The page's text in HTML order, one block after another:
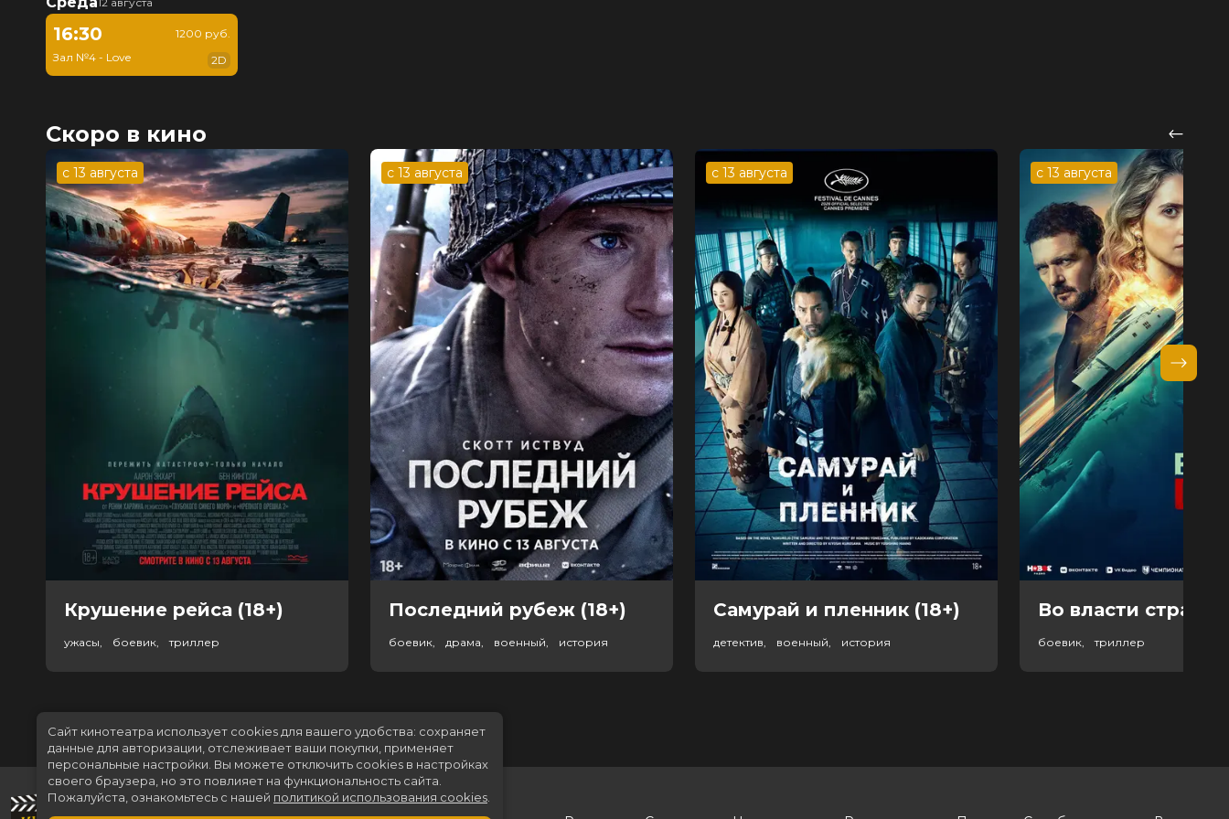
16:30
Зал №4 - Love
1200 руб.
2D
Скоро в кино
с 13 августа
Крушение рейса (18+)
ужасы, боевик, триллер
с 13 августа
Последний рубеж (18+)
боевик, драма, военный, история
с 13 августа
Самурай и пленник (18+)
детектив, военный, история
с 13 августа
Во власти страха
боевик, триллер
Сайт кинотеатра использует cookies для вашего удобства: сохраняет
данные для авторизации, отслеживает ваши покупки, применяет
персональные настройки. Вы можете отключить cookies в настройках
своего браузера, но это повлияет на функциональность сайта.
Пожалуйста, ознакомьтесь с нашей политикой использования cookies